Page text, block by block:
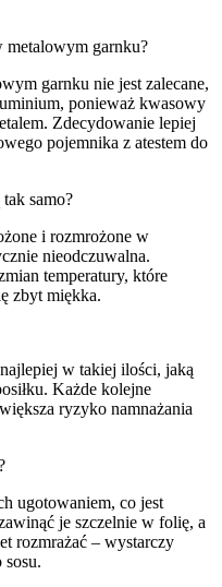
metalowym garnku?
garnku nie jest zalecane,
ponieważ kwasowy
Zdecydowanie lepiej
pojemnika z atestem do
samo?
i rozmrożone w
nieodczuwalna.
temperatury, które
zbyt miękka.
w takiej ilości, jaką
Każde kolejne
ryzyko namnażania
ugotowaniem, co jest
je szczelnie w folię, a
rozmrażać – wystarczy